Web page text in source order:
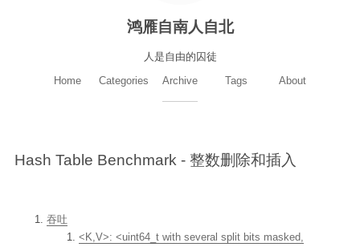
鸿雁自南人自北
人是自由的囚徒
Home
Categories Archive Tags About
Hash Table Benchmark - 整数删除和插入
吞吐
<K,V>: <uint64_t with several split bits masked,